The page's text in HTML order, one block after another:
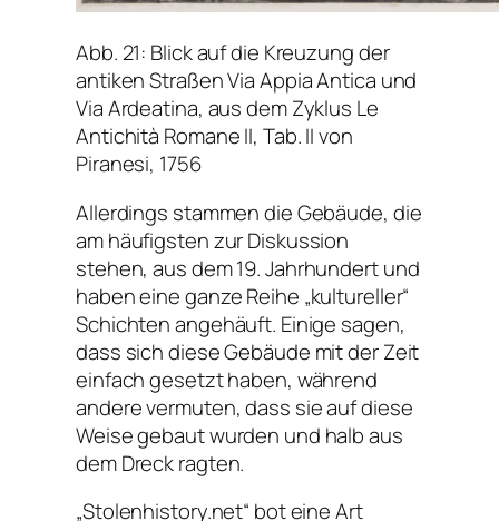
Abb. 21: Blick auf die Kreuzung der
antiken Straßen Via Appia Antica und
Via Ardeatina, aus dem Zyklus Le
Antichità Romane II, Tab. II von
Piranesi, 1756
Allerdings stammen die Gebäude, die
am häufigsten zur Diskussion
stehen, aus dem 19. Jahrhundert und
haben eine ganze Reihe „kultureller“
Schichten angehäuft. Einige sagen,
dass sich diese Gebäude mit der Zeit
einfach gesetzt haben, während
andere vermuten, dass sie auf diese
Weise gebaut wurden und halb aus
dem Dreck ragten.
„Stolenhistory.net“ bot eine Art